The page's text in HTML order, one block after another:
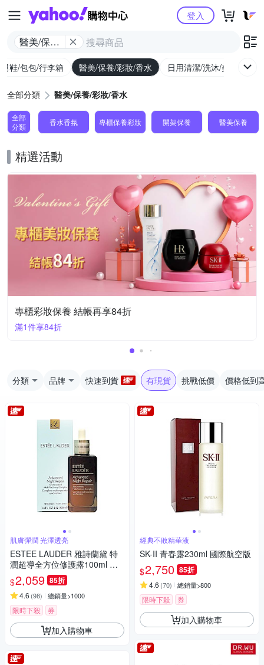
Yahoo購物中心
醫美/保養/
登入
鞋/包包/行李箱 醫美/保養/彩妝/香水 日用清潔/洗沐/美髮
全部分類 醫美/保養/彩妝/香水
全部
分類
香水香氛 專櫃保養彩妝 開架保養 醫美保養
精選活動
專櫃彩妝保養 結帳再享84折
滿1件享84折
分類 品牌 快速到貨 有現貨 挑戰低價 價格低到
肌膚彈潤 光澤透亮
ESTEE LAUDER 雅詩蘭黛 特
潤超導全方位修護露100ml 小
棕瓶 國際航空版
$2,059 85折
4.6 (98) 總銷量>1000
限時下殺 券
加入購物車
經典不敗精華液
SK-II 青春露230ml 國際航空版
$2,750 85折
4.6 (70) 總銷量>800
限時下殺 券
加入購物車